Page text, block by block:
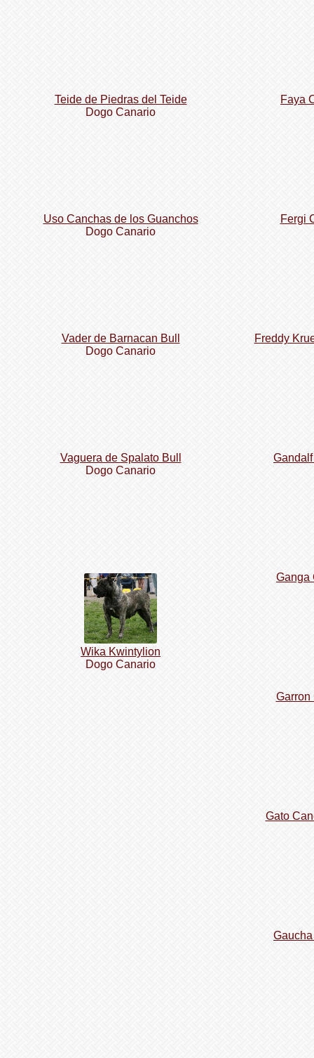
Teide de Piedras del Teide
Dogo Сanario
Uso Canchas de los Guanchos
Dogo Сanario
Vader de Barnacan Bull
Dogo Сanario
Vaguera de Spalato Bull
Dogo Сanario
Wika Kwintylion
Dogo Сanario
Faya
Fergi
Freddy
Ganga
Garron
Gato